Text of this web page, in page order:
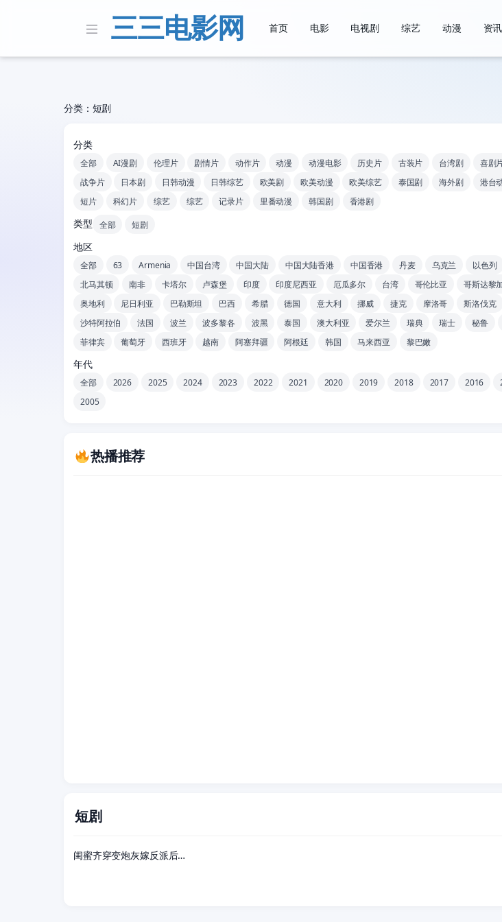
三三电影网 首页 电影 电视剧 综艺 动漫 资讯
分类：短剧
分类
全部 AI漫剧 伦理片 剧情片 动作片 动漫 动漫电影 历史片 古装片 台湾剧 喜剧
战争片
日本剧 日韩动漫 日韩综艺 欧美剧 欧美动漫 欧美综艺 泰国剧 海外剧 港台
短片
科幻片 综艺 综艺 记录片 里番动漫 韩国剧 香港剧
类型 全部 短剧
地区
全部 63 Armenia 中国台湾 中国大陆 中国大陆香港 中国香港 丹麦 乌克兰 以色列
北马其顿
南非 卡塔尔 卢森堡 印度 印度尼西亚 厄瓜多尔 台湾 哥伦比亚 哥斯达黎
奥地利
尼日利亚 巴勒斯坦 巴西 希腊 德国 意大利 挪威 捷克 摩洛哥 斯洛伐克
沙特阿拉伯
法国 波兰 波多黎各 波黑 泰国 澳大利亚 爱尔兰 瑞典 瑞士 秘鲁
菲律宾
葡萄牙 西班牙 越南 阿塞拜疆 阿根廷 韩国 马来西亚 黎巴嫩
年代
全部 2026 2025 2024 2023 2022 2021 2020 2019 2018 2017 2016
2005
热播推荐
短剧
闺蜜齐穿变炮灰嫁反派后被狂宠